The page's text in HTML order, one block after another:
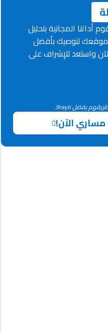
المجانية بتحليل
لتوصيك بأفضل
الآن واستعد للإشراف على
الآن!